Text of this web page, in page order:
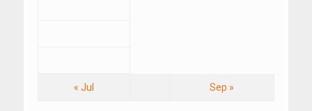
« Jul Sep »